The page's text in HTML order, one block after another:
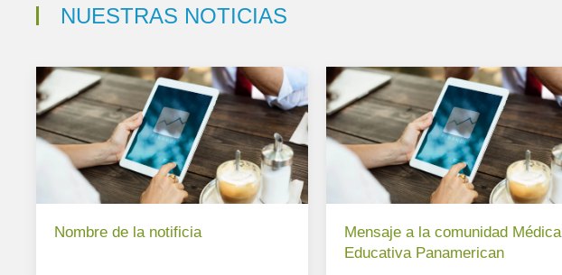
NUESTRAS NOTICIAS
Nombre de la notificia
Mensaje a la comunidad Médica
Educativa Panamerican